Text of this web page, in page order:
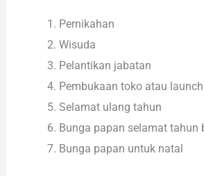
Pernikahan
Wisuda
Pelantikan jabatan
Pembukaan toko atau
Selamat ulang tahun
Bunga papan selamat tahun
Bunga papan untuk natal